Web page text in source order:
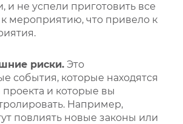
и не успели приготовить все
мероприятию, что привело к
риски. Это
события, которые находятся
и которые вы
Например,
повлиять новые законы или